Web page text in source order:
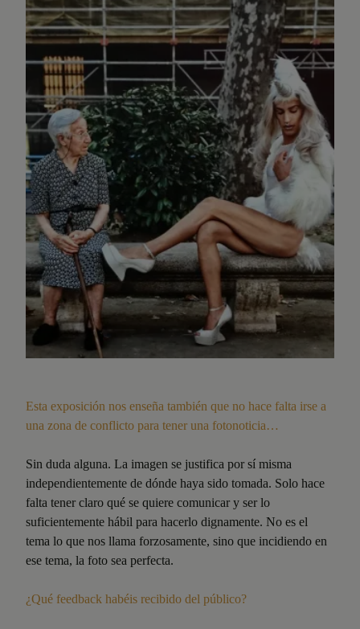
Esta exposición nos enseña también que no hace falta irse a
una zona de conflicto para tener una fotonoticia…
Sin duda alguna. La imagen se justifica por sí misma
independientemente de dónde haya sido tomada. Solo hace
falta tener claro qué se quiere comunicar y ser lo
suficientemente hábil para hacerlo dignamente. No es el
tema lo que nos llama forzosamente, sino que incidiendo en
ese tema, la foto sea perfecta.
¿Qué feedback habéis recibido del público?